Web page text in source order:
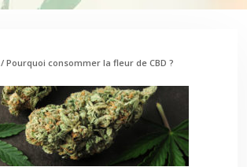
/ Pourquoi consommer la fleur de CBD ?